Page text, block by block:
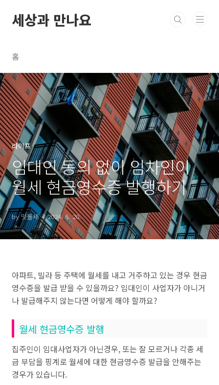
세상과 만나요
홈
라이프
임대인 동의 없이 임차인이
월세 현금영수증 발행하기
by 밋돌세 2024. 6. 20.
아파트, 빌라 등 주택에 월세를 내고 거주하고 있는 경우 현금
영수증을 발급 받을 수 있을까요? 임대인이 사업자가 아니거
나 발급해주지 않는다면 어떻게 해야 할까요?
월세 현금영수증 발행
집주인이 임대사업자가 아닌경우, 또는 잘 모르거나 각종 세
금 부담을 핑계로 월세에 대한 현금영수증 발급을 안해주는
경우가 있습니다.